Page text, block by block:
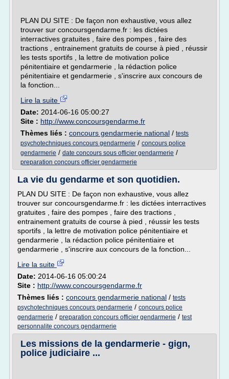
PLAN DU SITE : De façon non exhaustive, vous allez
trouver sur concoursgendarme.fr : les dictées
interractives gratuites , faire des pompes , faire des
tractions , entrainement gratuits de course à pied , réussir
les tests sportifs , la lettre de motivation police
pénitentiaire et gendarmerie , la rédaction police
pénitentiaire et gendarmerie , s'inscrire aux concours de
la fonction...
Lire la suite
Date: 2014-06-16 05:00:27
Site : http://www.concoursgendarme.fr
Thèmes liés : concours gendarmerie national / tests
psychotechniques concours gendarmerie / concours police
gendarmerie / date concours sous officier gendarmerie /
preparation concours officier gendarmerie
La vie du gendarme et son quotidien.
PLAN DU SITE : De façon non exhaustive, vous allez
trouver sur concoursgendarme.fr : les dictées interractives
gratuites , faire des pompes , faire des tractions ,
entrainement gratuits de course à pied , réussir les tests
sportifs , la lettre de motivation police pénitentiaire et
gendarmerie , la rédaction police pénitentiaire et
gendarmerie , s'inscrire aux concours de la fonction...
Lire la suite
Date: 2014-06-16 05:00:24
Site : http://www.concoursgendarme.fr
Thèmes liés : concours gendarmerie national / tests
psychotechniques concours gendarmerie / concours police
gendarmerie / preparation concours officier gendarmerie / test
personnalite concours gendarmerie
Les missions de la gendarmerie - gign,
police judiciaire ...